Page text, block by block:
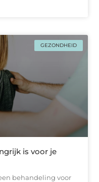
GEZONDHEID
is voor je
behandeling voor